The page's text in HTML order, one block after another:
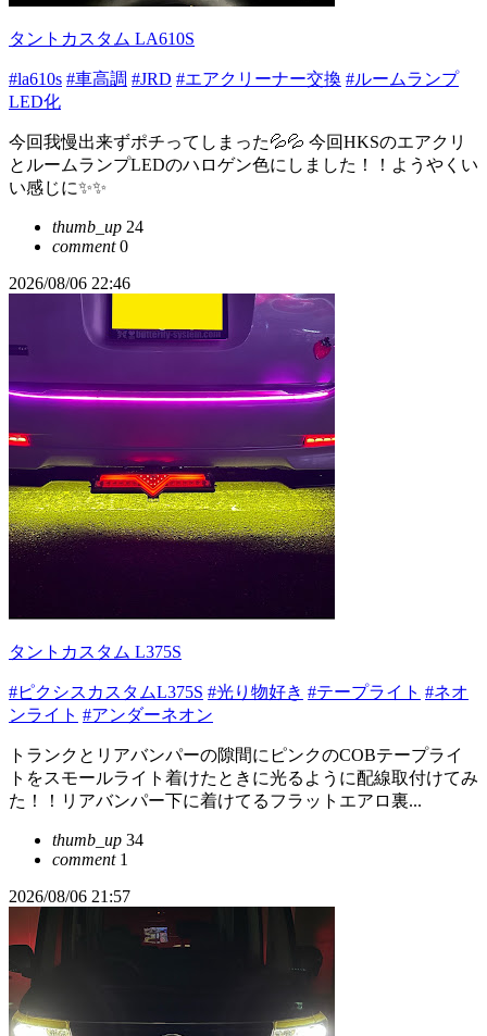
タントカスタム LA610S
#la610s #車高調 #JRD #エアクリーナー交換 #ルームランプ
LED化
今回我慢出来ずポチってしまった💦💦 今回HKSのエアクリ
とルームランプLEDのハロゲン色にしました！！ようやくい
い感じに✨️✨️
thumb_up 24
comment0
2026/08/06 22:46
タントカスタム L375S
#ピクシスカスタムL375S #光り物好き #テープライト #ネオ
ンライト #アンダーネオン
トランクとリアバンパーの隙間にピンクのCOBテープライ
トをスモールライト着けたときに光るように配線取付けてみ
た！！リアバンパー下に着けてるフラットエアロ裏...
thumb_up 34
comment1
2026/08/06 21:57